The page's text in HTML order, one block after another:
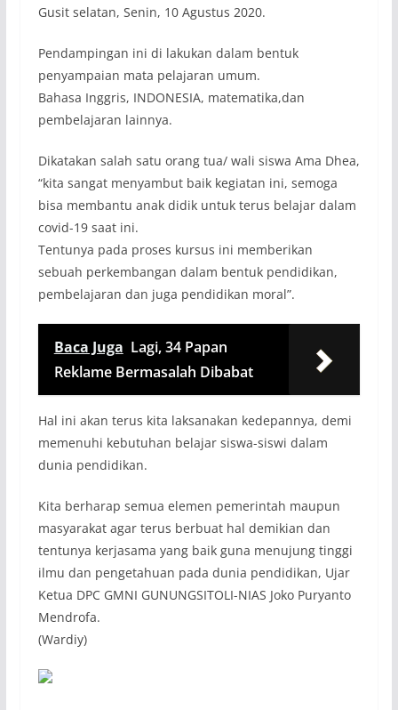
Gusit selatan, Senin, 10 Agustus 2020.
Pendampingan ini di lakukan dalam bentuk
penyampaian mata pelajaran umum.
Bahasa Inggris, INDONESIA, matematika,dan
pembelajaran lainnya.
Dikatakan salah satu orang tua/ wali siswa Ama Dhea,
“kita sangat menyambut baik kegiatan ini, semoga
bisa membantu anak didik untuk terus belajar dalam
covid-19 saat ini.
Tentunya pada proses kursus ini memberikan
sebuah perkembangan dalam bentuk pendidikan,
pembelajaran dan juga pendidikan moral”.
Baca Juga Lagi, 34 Papan
Reklame Bermasalah Dibabat
Hal ini akan terus kita laksanakan kedepannya, demi
memenuhi kebutuhan belajar siswa-siswi dalam
dunia pendidikan.
Kita berharap semua elemen pemerintah maupun
masyarakat agar terus berbuat hal demikian dan
tentunya kerjasama yang baik guna menujung tinggi
ilmu dan pengetahuan pada dunia pendidikan, Ujar
Ketua DPC GMNI GUNUNGSITOLI-NIAS Joko Puryanto
Mendrofa.
(Wardiy)